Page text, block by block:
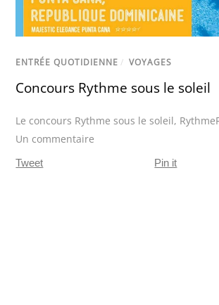
ENTRÉE QUOTIDIENNE / VOYAGES
Concours Rythme sous le soleil
Le concours Rythme sous le soleil,
Un commentaire
Tweet Pin it